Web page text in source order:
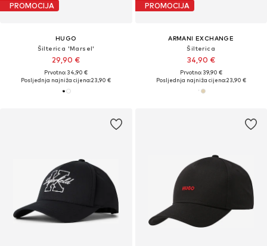
PROMOCIJA
HUGO
Šilterica 'Marsel'
29,90 €
Prvotno: 34,90 €
Posljednja najniža cijena:23,90 €
PROMOCIJA
ARMANI EXCHANGE
Šilterica
34,90 €
Prvotno: 39,90 €
Posljednja najniža cijena:23,90 €